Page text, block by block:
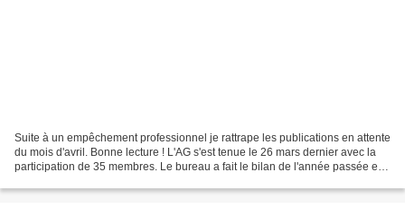
Suite à un empêchement professionnel je rattrape les publications en attente
du mois d'avril. Bonne lecture ! L'AG s'est tenue le 26 mars dernier avec la
participation de 35 membres. Le bureau a fait le bilan de l'année passée et